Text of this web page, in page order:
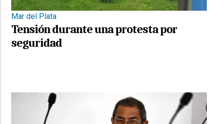
Mar del Plata
Tensión durante una protesta por
seguridad